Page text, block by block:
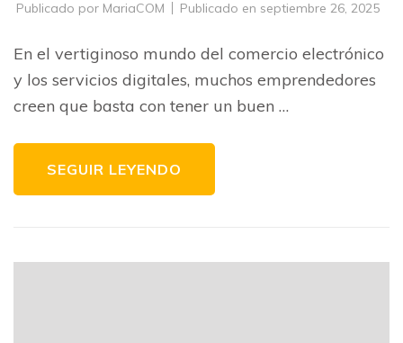
Publicado por MariaCOM Publicado en septiembre 26, 2025
En el vertiginoso mundo del comercio electrónico
y los servicios digitales, muchos emprendedores
creen que basta con tener un buen …
SEGUIR LEYENDO